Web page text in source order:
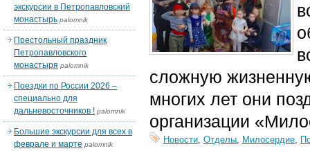
сложную
многих лет они
организации
Новости, Отделы, Милосердие,
экскурсии в Петропавловский
монастырь palomnik
Престольный праздник
Петропавловского
монастыря palomnik
Поездки по России 2026 –
специально для
дальневосточников ! palomnik
Большие экскурсии для всех в
феврале и марте palomnik